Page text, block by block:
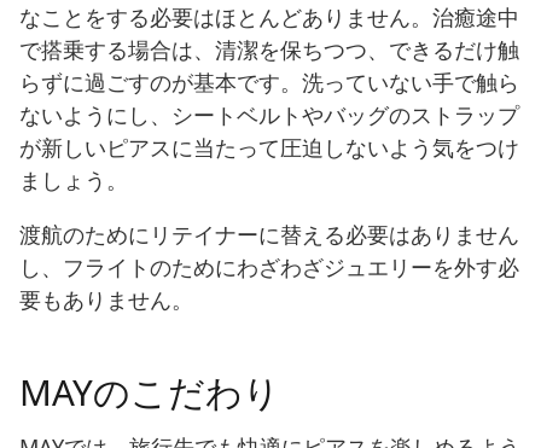
なことをする必要はほとんどありません。治癒途中
で搭乗する場合は、清潔を保ちつつ、できるだけ触
らずに過ごすのが基本です。洗っていない手で触ら
ないようにし、シートベルトやバッグのストラップ
が新しいピアスに当たって圧迫しないよう気をつけ
ましょう。
渡航のためにリテイナーに替える必要はありません
し、フライトのためにわざわざジュエリーを外す必
要もありません。
MAYのこだわり